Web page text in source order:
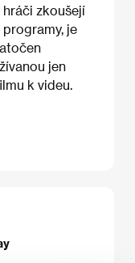
zkoušejí
je
jen
k videu.